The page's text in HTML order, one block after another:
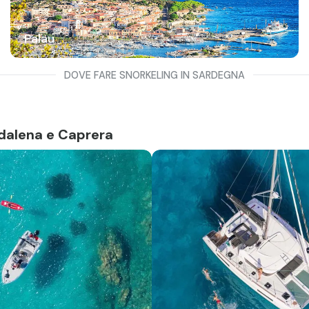
Palau
DOVE FARE SNORKELING IN SARDEGNA
e Caprera